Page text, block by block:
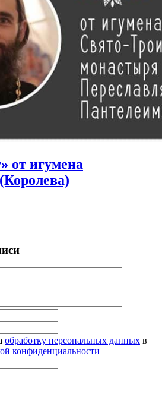
от игумена
обработку персональных данных в
конфиденциальности